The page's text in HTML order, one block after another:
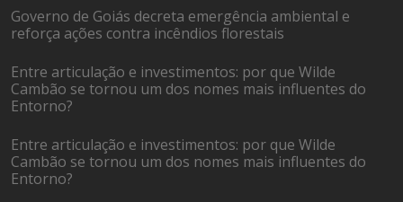
Governo de Goiás decreta emergência ambiental e
reforça ações contra incêndios florestais
Entre articulação e investimentos: por que Wilde
Cambão se tornou um dos nomes mais influentes do
Entorno?
Entre articulação e investimentos: por que Wilde
Cambão se tornou um dos nomes mais influentes do
Entorno?